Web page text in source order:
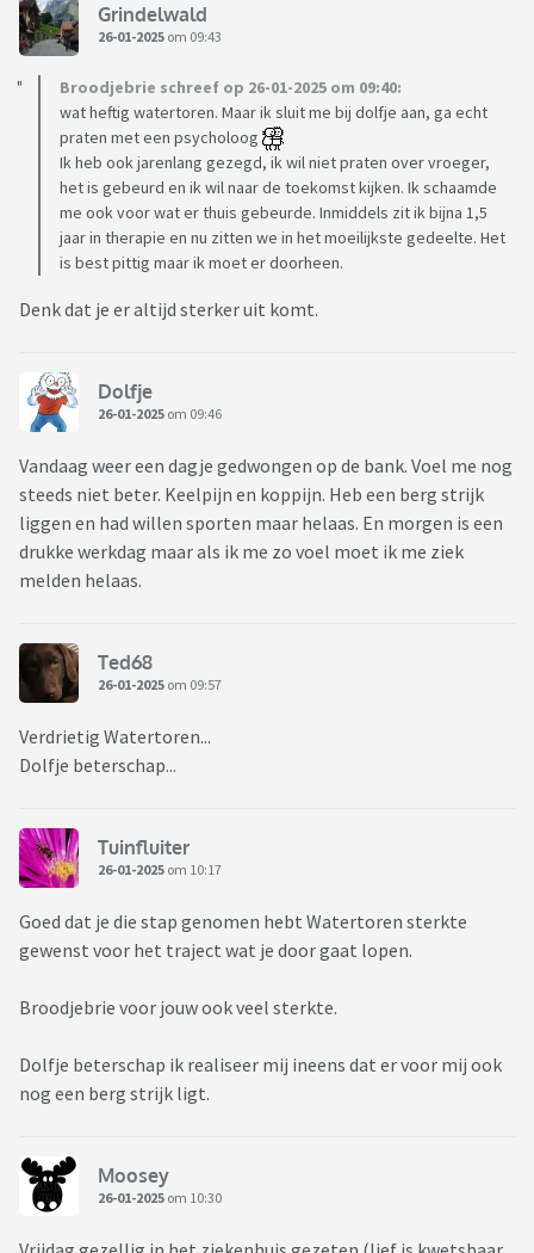
Grindelwald
26-01-2025 om 09:43
Broodjebrie schreef op 26-01-2025 om 09:40:
wat heftig watertoren. Maar ik sluit me bij dolfje aan, ga echt
praten met een psycholoog
Ik heb ook jarenlang gezegd, ik wil niet praten over vroeger,
het is gebeurd en ik wil naar de toekomst kijken. Ik schaamde
me ook voor wat er thuis gebeurde. Inmiddels zit ik bijna 1,5
jaar in therapie en nu zitten we in het moeilijkste gedeelte. Het
is best pittig maar ik moet er doorheen.
Denk dat je er altijd sterker uit komt.
Dolfje
26-01-2025 om 09:46
Vandaag weer een dagje gedwongen op de bank. Voel me nog
steeds niet beter. Keelpijn en koppijn. Heb een berg strijk
liggen en had willen sporten maar helaas. En morgen is een
drukke werkdag maar als ik me zo voel moet ik me ziek
melden helaas.
Ted68
26-01-2025 om 09:57
Verdrietig Watertoren...
Dolfje beterschap...
Tuinfluiter
26-01-2025 om 10:17
Goed dat je die stap genomen hebt Watertoren sterkte
gewenst voor het traject wat je door gaat lopen.
Broodjebrie voor jouw ook veel sterkte.
Dolfje beterschap ik realiseer mij ineens dat er voor mij ook
nog een berg strijk ligt.
Moosey
26-01-2025 om 10:30